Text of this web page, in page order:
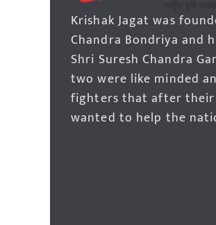
Krishak Jagat was
Chandra Bondriya and
Shri Suresh Chandra
two were like minded
fighters that after
wanted to help the